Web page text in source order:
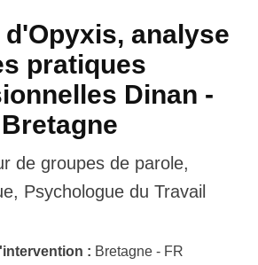
analyse
pratiques
Dinan -
Bretagne
de groupes de parole,
Psychologue du Travail
: Bretagne - FR